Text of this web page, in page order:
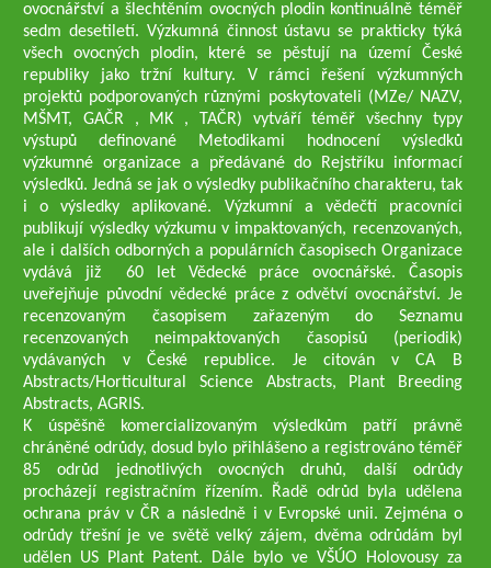
ovocnářství a šlechtěním ovocných plodin kontinuálně téměř
sedm desetiletí. Výzkumná činnost ústavu se prakticky týká
všech ovocných plodin, které se pěstují na území České
republiky jako tržní kultury. V rámci řešení výzkumných
projektů podporovaných různými poskytovateli (MZe/ NAZV,
MŠMT, GAČR , MK , TAČR) vytváří téměř všechny typy
výstupů definované Metodikami hodnocení výsledků
výzkumné organizace a předávané do Rejstříku informací
výsledků. Jedná se jak o výsledky publikačního charakteru, tak
i o výsledky aplikované. Výzkumní a vědečtí pracovníci
publikují výsledky výzkumu v impaktovaných, recenzovaných,
ale i dalších odborných a populárních časopisech Organizace
vydává již 60 let Vědecké práce ovocnářské. Časopis
uveřejňuje původní vědecké práce z odvětví ovocnářství. Je
recenzovaným časopisem zařazeným do Seznamu
recenzovaných neimpaktovaných časopisů (periodik)
vydávaných v České republice. Je citován v CA B
Abstracts/Horticultural Science Abstracts, Plant Breeding
Abstracts, AGRIS.
K úspěšně komercializovaným výsledkům patří právně
chráněné odrůdy, dosud bylo přihlášeno a registrováno téměř
85 odrůd jednotlivých ovocných druhů, další odrůdy
procházejí registračním řízením. Řadě odrůd byla udělena
ochrana práv v ČR a následně i v Evropské unii. Zejména o
odrůdy třešní je ve světě velký zájem, dvěma odrůdám byl
udělen US Plant Patent. Dále bylo ve VŠÚO Holovousy za